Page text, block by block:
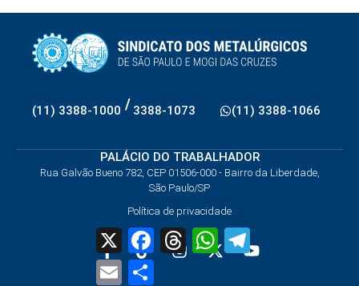
(11) 3388-1000 / 3388-1073 (11) 3388-1066
PALÁCIO DO TRABALHADOR
Rua Galvão Bueno 782, CEP 01506-000 - Bairro da Liberdade,
São Paulo/SP
Política de privacidade
X FacebookThreadsWhatsApp
Email